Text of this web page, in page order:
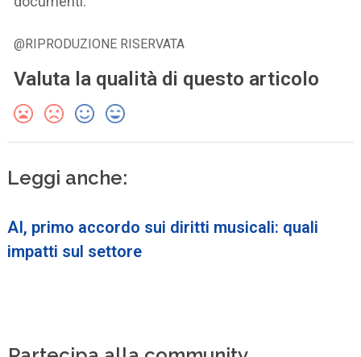
@RIPRODUZIONE RISERVATA
Valuta la qualità di questo articolo
Leggi anche:
AI, primo accordo sui diritti musicali: quali
impatti sul settore